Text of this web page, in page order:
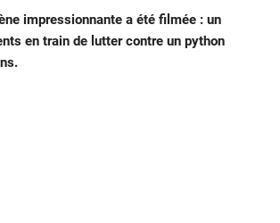
impressionnante a été filmée : un
en train de lutter contre un python